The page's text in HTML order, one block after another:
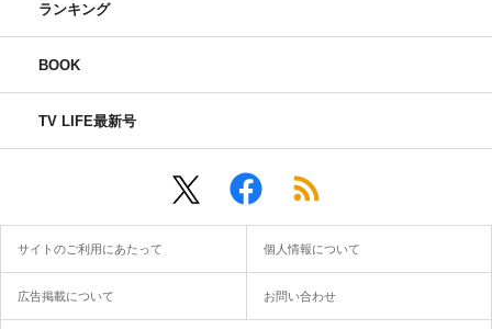
ランキング
BOOK
TV LIFE最新号
サイトのご利用にあたって 個人情報について
広告掲載について お問い合わせ